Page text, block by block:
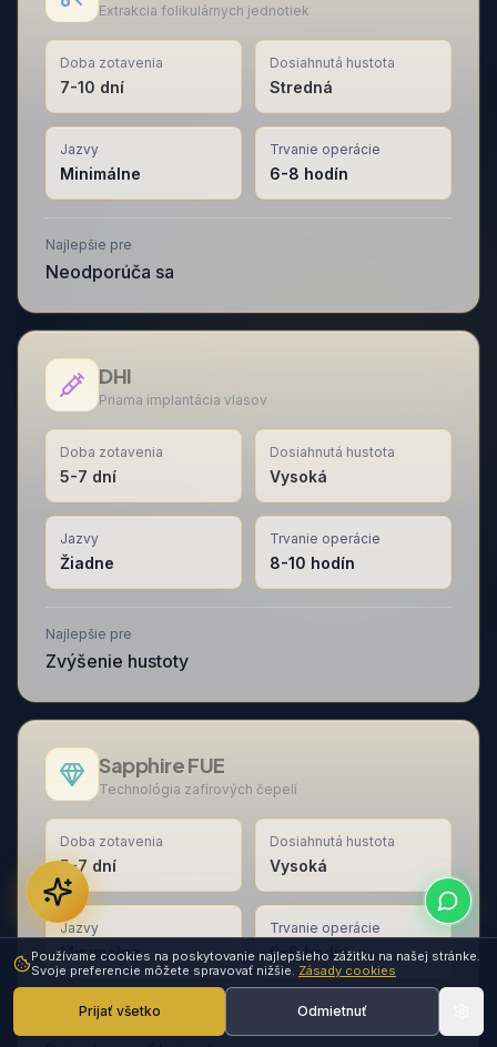
Používame cookies na poskytovanie najlepšieho zážitku na našej stránke.
Svoje preferencie môžete spravovať nižšie. Zásady cookies
Prijať všetko Odmietnuť
Extrakcia folikulárnych jednotiek
Doba zotavenia
7-10 dní
Dosiahnutá hustota
Stredná
Jazvy
Minimálne
Trvanie operácie
6-8 hodín
Najlepšie pre
Neodporúča sa
DHI
Priama implantácia vlasov
Doba zotavenia
5-7 dní
Dosiahnutá hustota
Vysoká
Jazvy
Žiadne
Trvanie operácie
8-10 hodín
Najlepšie pre
Zvýšenie hustoty
Sapphire FUE
Technológia zafírových čepelí
Doba zotavenia
5-7 dní
Dosiahnutá hustota
Vysoká
Jazvy
Minimálne
Trvanie operácie
6-8 hodín
Najlepšie pre